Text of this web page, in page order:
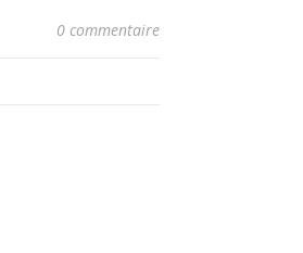
0 commentaire